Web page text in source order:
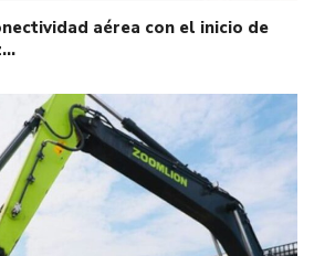
aérea con el inicio de